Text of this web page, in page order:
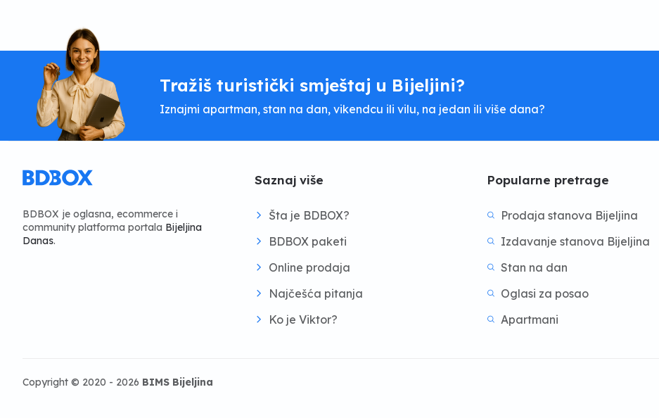
Tražiš turistički smještaj u Bijeljini?
Iznajmi apartman, stan na dan, vikendcu ili vilu, na jedan ili više dana?
BDBOX je oglasna, ecommerce i
community platforma portala Bijeljina
Danas.
Saznaj više
Šta je BDBOX?
BDBOX paketi
Online prodaja
Najčešća pitanja
Ko je Viktor?
Popularne pretrage
Prodaja stanova Bijeljina
Izdavanje stanova Bijeljina
Stan na dan
Oglasi za posao
Apartmani
Copyright © 2020 - 2026 BIMS Bijeljina